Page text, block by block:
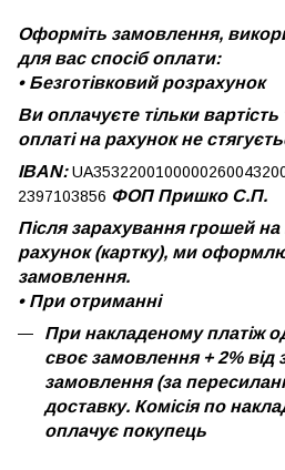
Оформіть замовлення,
для вас спосіб оплати:
• Безготівковий розрахунок
Ви оплачуєте тільки вартість
оплаті на рахунок не
IBAN:
2397103856 ФОП Пришко С.П.
Після зарахування грошей
рахунок (картку), ми
замовлення.
•При отриманні
При накладеному платіж
своє замовлення + 2% від
замовлення (за
доставку. Комісія по
оплачує покупець